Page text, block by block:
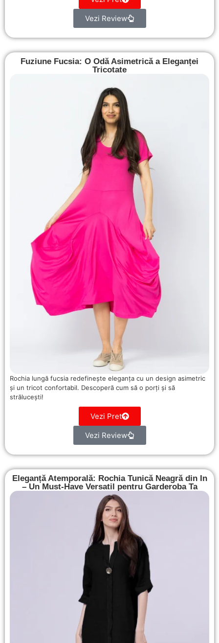
Vezi Review
Fuziune Fucsia: O Odă Asimetrică a Eleganței
Tricotate
Rochia lungă fucsia redefinește eleganța cu un design asimetric
și un tricot confortabil. Descoperă cum să o porți și să
strălucești!
Vezi Pret
Vezi Review
Eleganță Atemporală: Rochia Tunică Neagră din In
– Un Must-Have Versatil pentru Garderoba Ta